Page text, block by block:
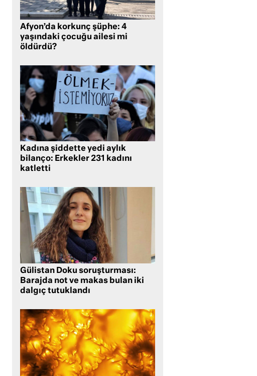
Afyon’da korkunç şüphe: 4
yaşındaki çocuğu ailesi mi
öldürdü?
Kadına şiddette yedi aylık
bilanço: Erkekler 231 kadını
katletti
Gülistan Doku soruşturması:
Barajda not ve makas bulan iki
dalgıç tutuklandı